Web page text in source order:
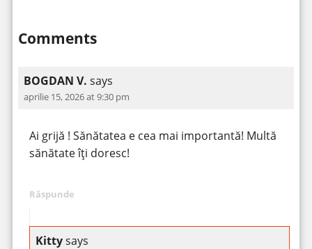
Comments
BOGDAN V. says
aprilie 15, 2026 at 9:30 pm
Ai grijă ! Sănătatea e cea mai importantă! Multă
sănătate îți doresc!
Răspunde
Kittysays